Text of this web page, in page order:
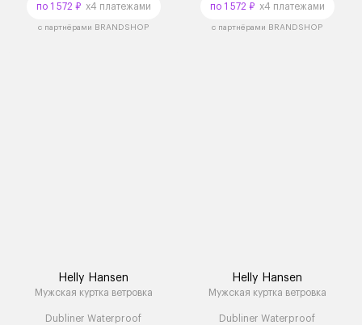
по 1 572 ₽x4 платежами
с партнёрами BRANDSHOP
по 1 572 ₽x4 платежами
с партнёрами BRANDSHOP
Helly Hansen
Мужская куртка ветровка
Dubliner Waterproof
Helly Hansen
Мужская куртка ветровка
Dubliner Waterproof